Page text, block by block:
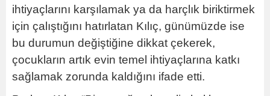
ihtiyaçlarını karşılamak ya da harçlık biriktirmek
için çalıştığını hatırlatan Kılıç, günümüzde ise
bu durumun değiştiğine dikkat çekerek,
çocukların artık evin temel ihtiyaçlarına katkı
sağlamak zorunda kaldığını ifade etti.